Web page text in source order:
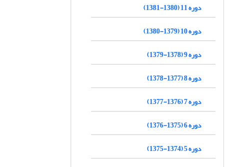
دوره 11 (1380-1381)
دوره 10 (1379-1380)
دوره 9 (1378-1379)
دوره 8 (1377-1378)
دوره 7 (1376-1377)
دوره 6 (1375-1376)
دوره 5 (1374-1375)